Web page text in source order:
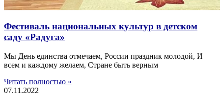
Фестиваль национальных культур в детском
саду «Радуга»
Мы День единства отмечаем, России праздник молодой, И
всем и каждому желаем, Стране быть верным
Читать полностью »
07.11.2022